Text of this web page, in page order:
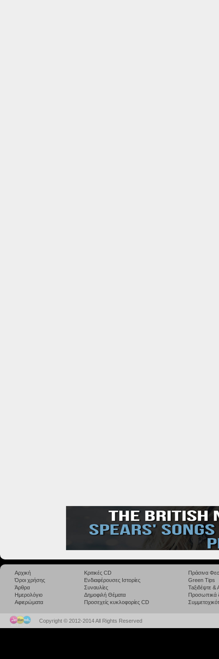
Αρχική
Όροι χρήσης
Άρθρα
Ημερολόγιο
Αφιερώματα
Κριτικές CD
Ενδιαφέρουσες Ιστορίες
Συναυλίες
Δημοφιλή Θέματα
Προσεχείς κυκλοφορίες CD
Πράσινα
Green Tips
Taξιδέψτε
Προσωπικά
Copyright © 2012-2014 All Rights Reserved